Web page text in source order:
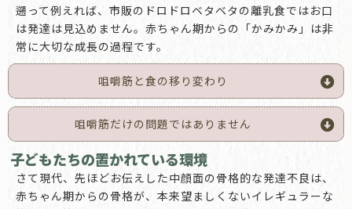
遡って例えれば、市販のドロドロベタベタの離乳食ではお口
は発達は見込めません。赤ちゃん期からの「かみかみ」は非
常に大切な成長の過程です。
咀嚼筋と食の移り変わり
咀嚼筋だけの問題ではありません
子どもたちの置かれている環境
さて現代、先ほどお伝えした中顔面の骨格的な発達不良は、
赤ちゃん期からの骨格が、本来望ましくないイレギュラーな